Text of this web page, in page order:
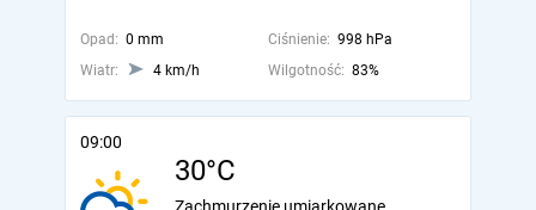
Opad: 0 mm Ciśnienie: 998 hPa
Wiatr:
4 km/h Wilgotność: 83%
09:00
30°C